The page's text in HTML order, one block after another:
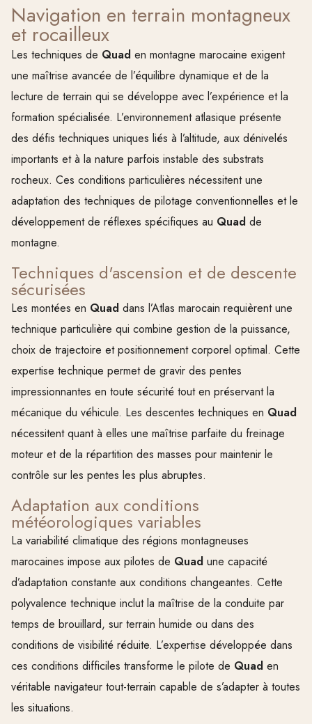
Navigation en terrain montagneux
et rocailleux
Les techniques de Quad en montagne marocaine exigent
une maîtrise avancée de l’équilibre dynamique et de la
lecture de terrain qui se développe avec l’expérience et la
formation spécialisée. L’environnement atlasique présente
des défis techniques uniques liés à l’altitude, aux dénivelés
importants et à la nature parfois instable des substrats
rocheux. Ces conditions particulières nécessitent une
adaptation des techniques de pilotage conventionnelles et le
développement de réflexes spécifiques au Quad de
montagne.
Techniques d'ascension et de descente
sécurisées
Les montées en Quad dans l’Atlas marocain requièrent une
technique particulière qui combine gestion de la puissance,
choix de trajectoire et positionnement corporel optimal. Cette
expertise technique permet de gravir des pentes
impressionnantes en toute sécurité tout en préservant la
mécanique du véhicule. Les descentes techniques en Quad
nécessitent quant à elles une maîtrise parfaite du freinage
moteur et de la répartition des masses pour maintenir le
contrôle sur les pentes les plus abruptes.
Adaptation aux conditions
météorologiques variables
La variabilité climatique des régions montagneuses
marocaines impose aux pilotes de Quad une capacité
d’adaptation constante aux conditions changeantes. Cette
polyvalence technique inclut la maîtrise de la conduite par
temps de brouillard, sur terrain humide ou dans des
conditions de visibilité réduite. L’expertise développée dans
ces conditions difficiles transforme le pilote de Quad en
véritable navigateur tout-terrain capable de s’adapter à toutes
les situations.